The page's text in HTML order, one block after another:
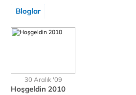
Bloglar
30 Aralık '09
Hoşgeldin 2010